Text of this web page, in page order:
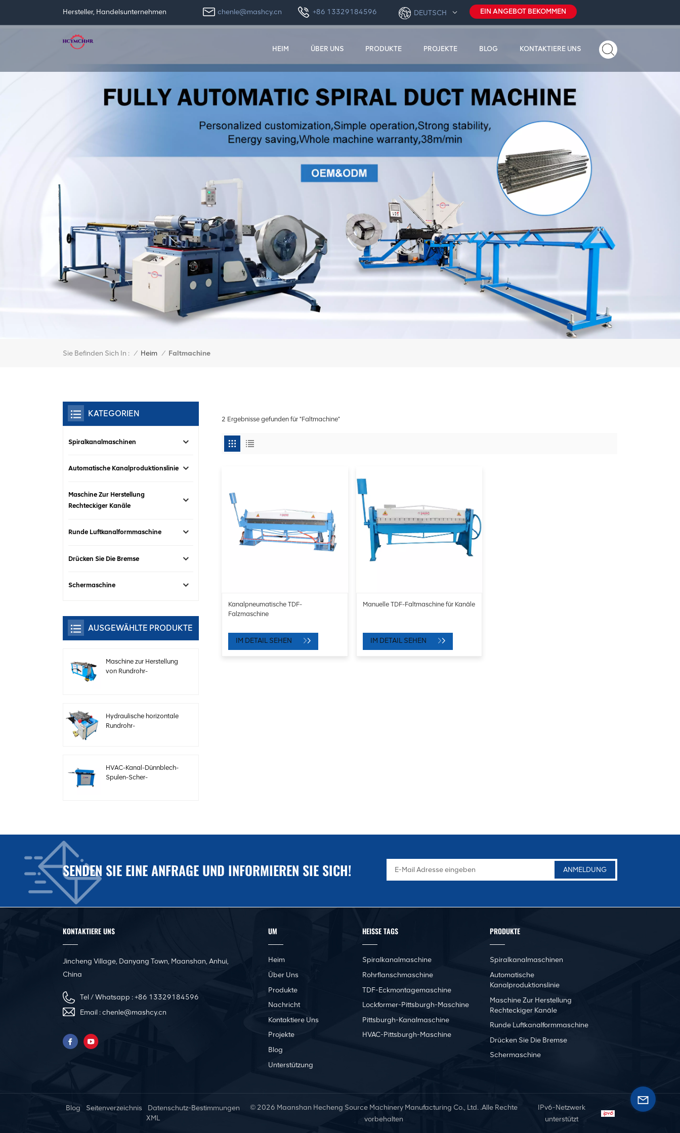
Hersteller, Handelsunternehmen EIN ANGEBOT BEKOMMEN
DEUTSCH
chenle@mashcy.cn +86 13329184596
HEIM ÜBER UNS PRODUKTE PROJEKTE BLOG KONTAKTIERE UNS
Sie Befinden Sich In : / Heim / Faltmachine
2 Ergebnisse gefunden für "Faltmachine"
Kanalpneumatische TDF-
Falzmaschine
IM DETAIL SEHEN
Manuelle TDF-Faltmaschine für Kanäle
IM DETAIL SEHEN
KATEGORIEN
Spiralkanalmaschinen
Automatische Kanalproduktionslinie
Maschine Zur Herstellung
Rechteckiger Kanäle
Runde Luftkanalformmaschine
Drücken Sie Die Bremse
Schermaschine
AUSGEWÄHLTE PRODUKTE
Maschine zur Herstellung
von Rundrohr-
Hydraulische horizontale
Rundrohr-
HVAC-Kanal-Dünnblech-
Spulen-Scher-
Automatische
CNC-Winkelstahlflansch-
und Sickenmaschine für
Innovative rein
Abkantpresse
SENDEN SIE EINE ANFRAGE UND INFORMIEREN SIE SICH!
KONTAKTIERE UNS
Jincheng Village, Danyang Town, Maanshan, Anhui,
China
Tel / Whatsapp :+86 13329184596
Email :chenle@mashcy.cn
UM
Heim
Über Uns
Produkte
Nachricht
Kontaktiere Uns
Projekte
Blog
Unterstützung
HEISSE TAGS
Spiralkanalmaschine
Rohrflanschmaschine
TDF-Eckmontagemaschine
Lockformer-Pittsburgh-Maschine
Pittsburgh-Kanalmaschine
HVAC-Pittsburgh-Maschine
PRODUKTE
Spiralkanalmaschinen
Automatische
Kanalproduktionslinie
Maschine Zur Herstellung
Rechteckiger Kanäle
Runde Luftkanalformmaschine
Drücken Sie Die Bremse
Schermaschine
Blog Seitenverzeichnis
Datenschutz-Bestimmungen
XML
© 2026 Maanshan Hecheng Source Machinery Manufacturing Co., Ltd. .Alle Rechte
vorbehalten
IPv6-Netzwerk
unterstützt